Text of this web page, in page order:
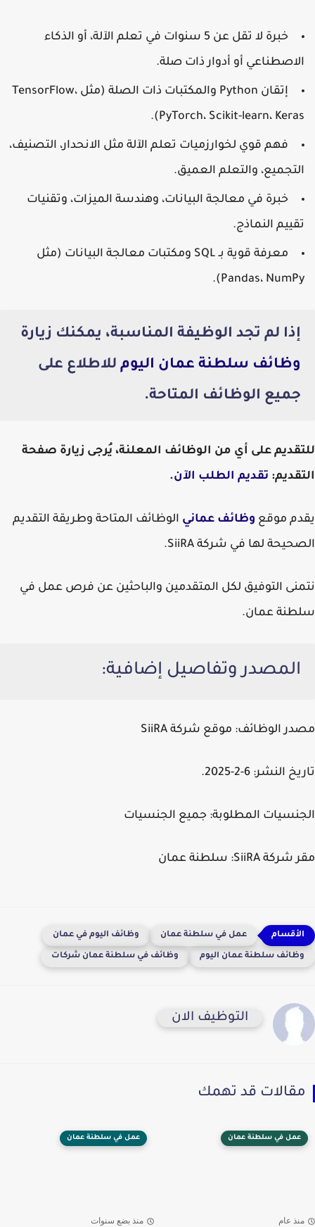
خبرة لا تقل عن 5 سنوات في تعلم الآلة، أو الذكاء
الاصطناعي أو أدوار ذات صلة.
إتقان Python والمكتبات ذات الصلة (مثل TensorFlow،
PyTorch، Scikit-learn، Keras).
فهم قوي لخوارزميات تعلم الآلة مثل الانحدار، التصنيف،
التجميع، والتعلم العميق.
خبرة في معالجة البيانات، وهندسة الميزات، وتقنيات
تقييم النماذج.
معرفة قوية بـ SQL ومكتبات معالجة البيانات (مثل
Pandas، NumPy).
إذا لم تجد الوظيفة المناسبة، يمكنك زيارة
وظائف سلطنة عمان اليوم للاطلاع على
جميع الوظائف المتاحة.
للتقديم على أي من الوظائف المعلنة، يُرجى زيارة صفحة
التقديم: تقديم الطلب الآن.
يقدم موقع وظائف عماني الوظائف المتاحة وطريقة التقديم
الصحيحة لها في شركة SiiRA.
نتمنى التوفيق لكل المتقدمين والباحثين عن فرص عمل في
سلطنة عمان.
المصدر وتفاصيل إضافية:
مصدر الوظائف: موقع شركة SiiRA
تاريخ النشر:
الجنسيات المطلوبة: جميع الجنسيات
مقر شركة SiiRA: سلطنة عمان
عمل في سلطنة عمان وظائف اليوم في عمان
وظائف سلطنة عمان اليوم وظائف في سلطنة عمان شركات
التوظيف الان
مقالات قد تهمك
عمل في سلطنة عمان
منذ عام
عمل في سلطنة عمان
منذ بضع سنوات